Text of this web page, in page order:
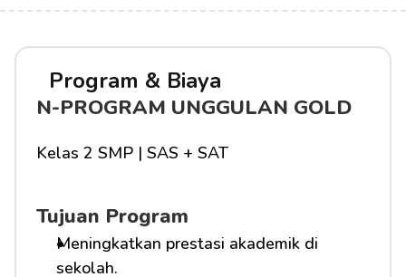
Program & Biaya
N-PROGRAM UNGGULAN GOLD
Kelas 2 SMP | SAS + SAT
Tujuan Program
Meningkatkan prestasi akademik di
sekolah.